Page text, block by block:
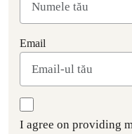
Email
I agree on providing